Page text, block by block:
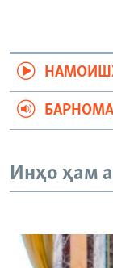
Инҳо ҳам